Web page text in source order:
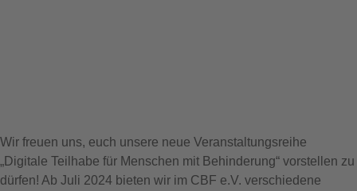
Wir freuen uns, euch unsere neue Veranstaltungsreihe
„Digitale Teilhabe für Menschen mit Behinderung“ vorstellen zu
dürfen! Ab Juli 2024 bieten wir im CBF e.V. verschiedene